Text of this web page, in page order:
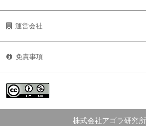
運営会社
免責事項
株式会社アゴラ研究所